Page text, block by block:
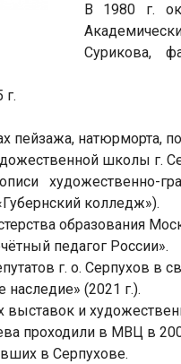
В 1980 г.
Сурикова,
г.
пейзажа, натюрморта,
школы г.
художественно-
колледж»).
образования
педагог России».
г. о. Серпухов
(2021 г.).
выставок и
проходили в МВЦ в
в Серпухове.